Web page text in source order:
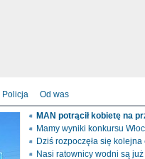
» Od czerwca rozpoczął się
» Policjanci ruchu drogowego
Policja Od was
MAN potrącił kobietę na
Mamy wyniki konkursu
Dziś rozpoczęła się
Nasi ratownicy wodni są